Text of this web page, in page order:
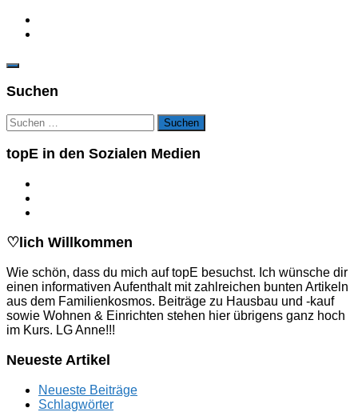
Suchen
Suchen
nach:
topE in den Sozialen Medien
♡lich Willkommen
Wie schön, dass du mich auf topE besuchst. Ich wünsche dir
einen informativen Aufenthalt mit zahlreichen bunten Artikeln
aus dem Familienkosmos. Beiträge zu Hausbau und -kauf
sowie Wohnen & Einrichten stehen hier übrigens ganz hoch
im Kurs. LG Anne!!!
Neueste Artikel
Neueste Beiträge
Schlagwörter